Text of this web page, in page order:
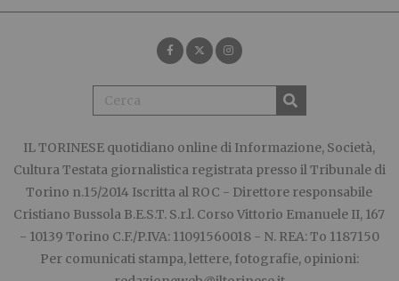
IL TORINESE quotidiano online di Informazione, Società,
Cultura Testata giornalistica registrata presso il Tribunale di
Torino n.15/2014 Iscritta al ROC - Direttore responsabile
Cristiano Bussola B.E.S.T. S.r.l. Corso Vittorio Emanuele II, 167
- 10139 Torino C.F./P.IVA: 11091560018 - N. REA: To 1187150
Per comunicati stampa, lettere, fotografie, opinioni: